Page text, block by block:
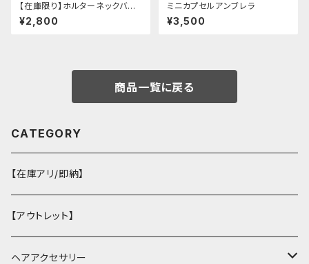
【在庫限り】ホルターネックバッ
クリボンチャイナシャツ
¥2,800
ミニカプセルアンブレラ
¥3,500
商品一覧に戻る
CATEGORY
【在庫アリ/即納】
【アウトレット】
ヘアアクセサリー